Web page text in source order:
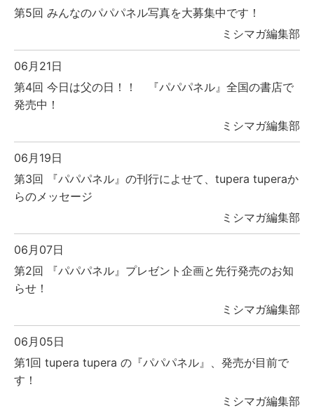
第5回 みんなのパパパネル写真を大募集中です！
ミシマガ編集部
06月21日
第4回 今日は父の日！！ 『パパパネル』全国の書店で
発売中！
ミシマガ編集部
06月19日
第3回 『パパパネル』の刊行によせて、tupera tuperaか
らのメッセージ
ミシマガ編集部
06月07日
第2回 『パパパネル』プレゼント企画と先行発売のお知
らせ！
ミシマガ編集部
06月05日
第1回 tupera tupera の『パパパネル』、発売が目前で
す！
ミシマガ編集部